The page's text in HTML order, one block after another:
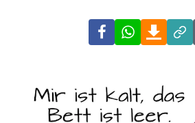
FacebookWhatsApp
Link